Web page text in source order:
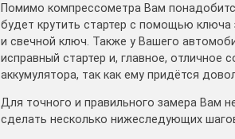
Помимо компрессометра Вам
будет крутить стартер с помощью ключа
и свечной ключ. Также у Вашего
исправный стартер и, главное, отличное
аккумулятора, так как ему придётся
Для точного и правильного замера Вам
сделать несколько нижеследующих